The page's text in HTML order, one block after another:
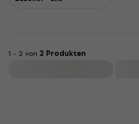
1 - 2 von 2 Produkten